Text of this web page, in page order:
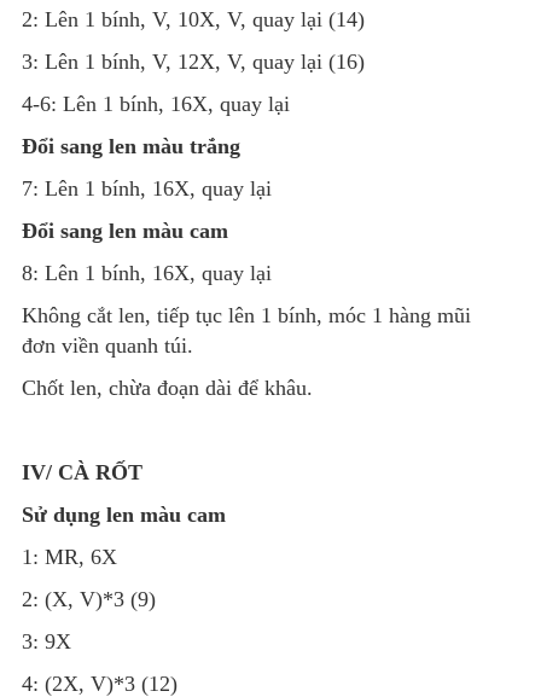
2: Lên 1 bính, V, 10X, V, quay lại (14)
3: Lên 1 bính, V, 12X, V, quay lại (16)
4-6: Lên 1 bính, 16X, quay lại
Đổi sang len màu trắng
7: Lên 1 bính, 16X, quay lại
Đổi sang len màu cam
8: Lên 1 bính, 16X, quay lại
Không cắt len, tiếp tục lên 1 bính, móc 1 hàng mũi
đơn viền quanh túi.
Chốt len, chừa đoạn dài để khâu.
IV/ CÀ RỐT
Sử dụng len màu cam
1: MR, 6X
2: (X, V)*3 (9)
3: 9X
4: (2X, V)*3 (12)